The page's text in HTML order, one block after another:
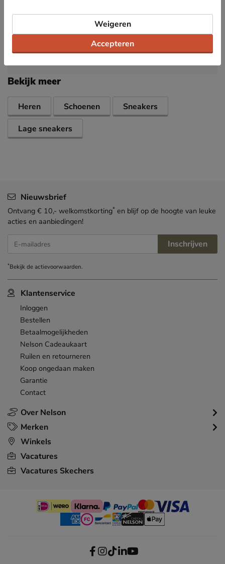
Specificaties
Bekijk meer
Heren Schoenen
Sneakers
Lage sneakers
Over Nelson
Klantenservice
Inloggen
Bestellen
Betaalmogelijkheden
Nelson Cadeaukaart
Ruilen en retourneren
Koop ongedaan maken
Garantie
Contact
Merken
Winkels
Vacatures
Vacatures Skechers
Nieuwsbrief
Ontvang € 10,- welkomstkorting* en blijf op de hoogte van leuke
acties en aanbiedingen!
E-mailadres Inschrijven
*Bekijk deactievoorwaarden.
Accepteren
Weigeren